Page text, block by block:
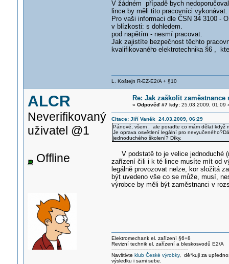
V žádném případě bych
lince by měli tito pracovníci
Pro vaši informaci dle ČSN 34 3100 -
v blízkosti: s dohledem.
pod napětím - nesmí pracovat.
Jak zajistíte bezpečnost těchto
kvalifikovaného elektrotechnika §6 ,
L. Koštejn R-EZ-E2/A + §10
ALCR
Neverifikovaný
uživatel @1
Offline
Re: Jak zaškolit zaměstnance
« Odpověď #7 kdy:25.03.2009, 01:09
Citace: Jiří Vaněk 24.03.2009, 06:29
Pánové, všem , ale poraďte co mám dělat když
Je oprava osvětlení legální pro
jednoduchého školení? Díky.
V podstatě to je velice jednoduché
zařízení čili i k té lince musíte mít od
legálně provozovat nelze, kor složitá
být uvedeno vše co se může, musí,
výrobce by měli být zaměstnanci v
Elektromechanik el. zařízení §6+8
Revizní technik el. zařízení a bleskosvodů E2/A
--------------------------------------------------
Navštivte klub České výrobky, dě*kuji za
výsledku i sami sebe.